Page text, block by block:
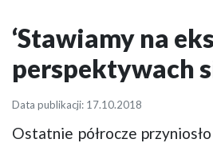
‘Stawiamy na
perspektywach
Data publikacji: 17.10.2018
Ostatnie półrocze